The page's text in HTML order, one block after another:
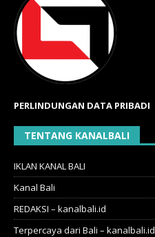
PERLINDUNGAN DATA PRIBADI
TENTANG KANALBALI
IKLAN KANAL BALI
Kanal Bali
REDAKSI – kanalbali.id
Terpercaya dari Bali – kanalbali.id